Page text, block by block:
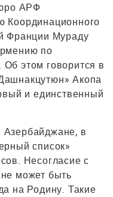
АРФ
Координационного
Франции Мураду
по
этом говорится в
Акопа
и единственный
Азербайджане, в
список»
Несогласие с
может быть
на Родину. Такие